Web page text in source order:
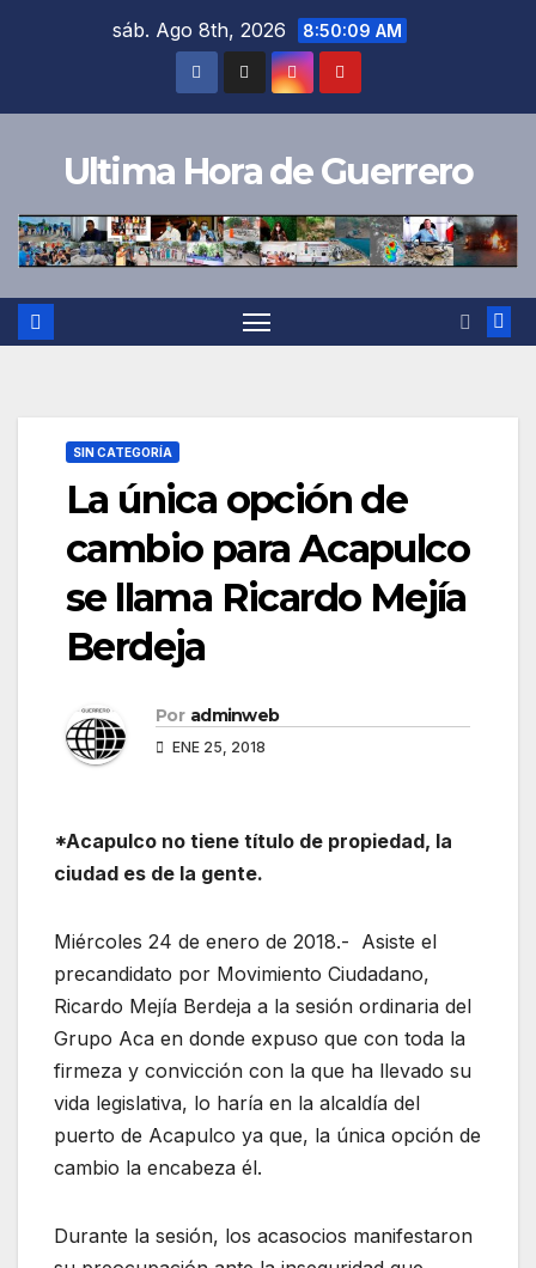
sáb. Ago 8th, 2026 8:50:10 AM
Ultima Hora de Guerrero
SIN CATEGORÍA
La única opción de
cambio para Acapulco
se llama Ricardo Mejía
Berdeja
Por adminweb
ENE 25, 2018
*Acapulco no tiene título de propiedad, la
ciudad es de la gente.
Miércoles 24 de enero de 2018.- Asiste el
precandidato por Movimiento Ciudadano,
Ricardo Mejía Berdeja a la sesión ordinaria del
Grupo Aca en donde expuso que con toda la
firmeza y convicción con la que ha llevado su
vida legislativa, lo haría en la alcaldía del
puerto de Acapulco ya que, la única opción de
cambio la encabeza él.
Durante la sesión, los acasocios manifestaron